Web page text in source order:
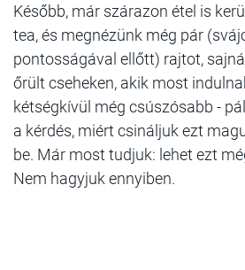
Később, már szárazon étel is
tea, és megnézünk még pár
pontosságával ellőtt) rajtot,
őrült cseheken, akik most
kétségkívül még csúszósabb -
a kérdés, miért csináljuk ezt
be. Már most tudjuk: lehet ezt
Nem hagyjuk ennyiben.